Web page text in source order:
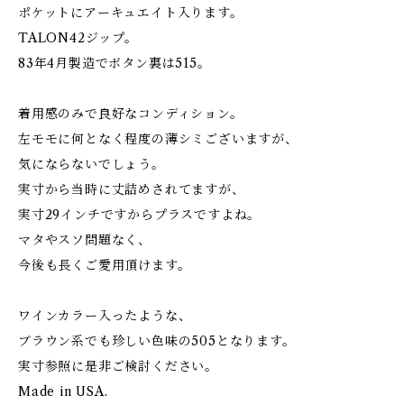
ポケットにアーキュエイト入ります。
TALON42ジップ。
83年4月製造でボタン裏は515。
着用感のみで良好なコンディション。
左モモに何となく程度の薄シミございますが、
気にならないでしょう。
実寸から当時に丈詰めされてますが、
実寸29インチですからプラスですよね。
マタやスソ問題なく、
今後も長くご愛用頂けます。
ワインカラー入ったような、
ブラウン系でも珍しい色味の505となります。
実寸参照に是非ご検討ください。
Made in USA.